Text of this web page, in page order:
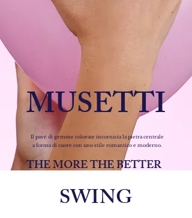
MUSETTI
Il pavé di gemme colorate incornicia la pietra centrale
a forma di cuore con uno stile romantico e moderno.
THE MORE THE BETTER
SWING